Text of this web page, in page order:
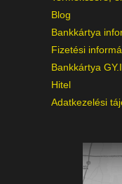
Blog
Bankkártya
Fizetési
Bankkártya
Hitel
Adatkezelési